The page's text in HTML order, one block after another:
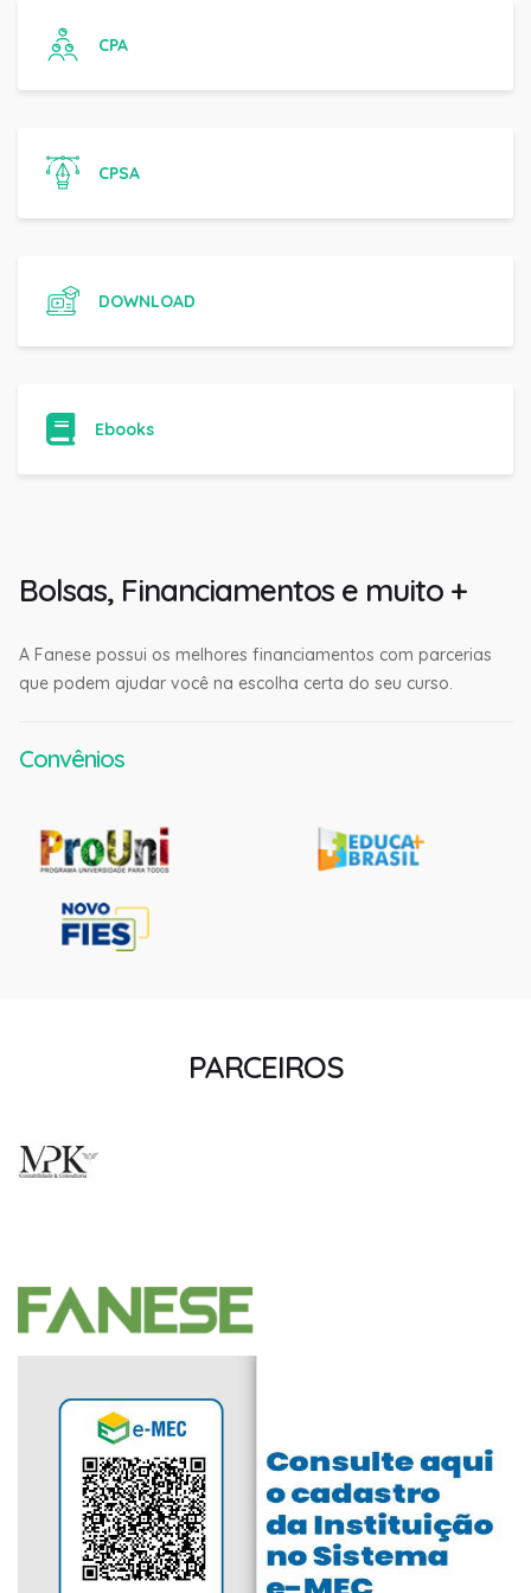
CPA
CPSA
DOWNLOAD
Ebooks
Bolsas, Financiamentos e muito +
A Fanese possui os melhores financiamentos com parcerias
que podem ajudar você na escolha certa do seu curso.
Convênios
PARCEIROS